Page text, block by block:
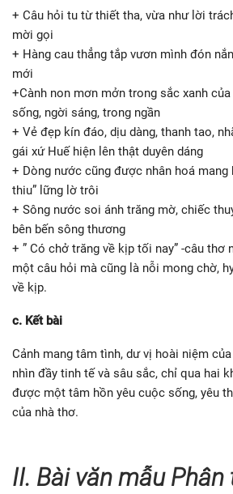
+ Câu hỏi tu từ thiết tha, vừa như lời
mời gọi
+ Hàng cau thẳng tắp vươn mình đón
mới
+Cành non mơn mởn trong sắc xanh
sống, ngời sáng, trong ngần
+ Vẻ đẹp kín đáo, dịu dàng, thanh tao,
gái xứ Huế hiện lên thật duyên dáng
+ Dòng nước cũng được nhân hoá mang
thiu” lững lờ trôi
+ Sông nước soi ánh trăng mờ, chiếc
bên bến sông thương
+ ” Có chở trăng về kịp tối nay” -câu
một câu hỏi mà cũng là nỗi mong chờ,
về kịp.
c. Kết bài
Cảnh mang tâm tình, dư vị hoài niệm
nhìn đầy tinh tế và sâu sắc, chỉ qua hai
được một tâm hồn yêu cuộc sống, yêu
của nhà thơ.
II. Bài văn mẫu Phân